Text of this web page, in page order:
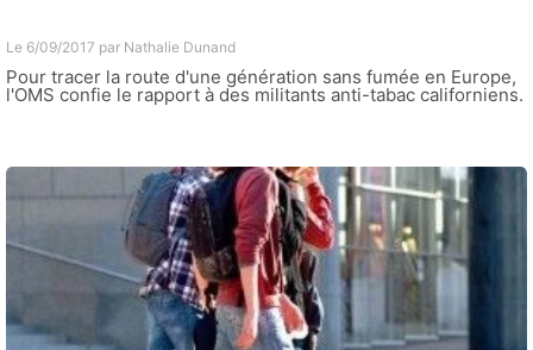
Le 6/09/2017 par Nathalie Dunand
Pour tracer la route d'une génération sans fumée en Europe,
l'OMS confie le rapport à des militants anti-tabac californiens.